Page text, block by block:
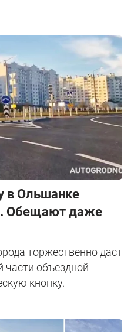
в Ольшанке
Обещают даже
торжественно даст
части объездной
кнопку.